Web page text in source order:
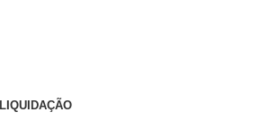
LIQUIDAÇÃO